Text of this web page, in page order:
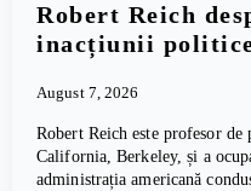
Robert Reich
inacțiunii
August 7, 2026
Robert Reich este profesor
California, Berkeley, și a
administrația americană